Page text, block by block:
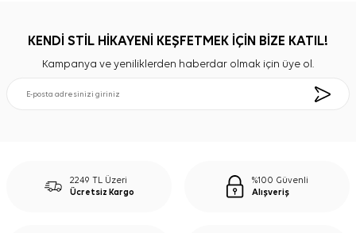
KENDİ STİL HİKAYENİ KEŞFETMEK İÇİN BİZE KATIL!
Kampanya ve yeniliklerden haberdar olmak için üye ol.
2249 TL Üzeri
Ücretsiz Kargo
%100 Güvenli
Alışveriş